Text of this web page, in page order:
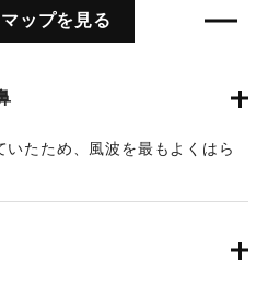
マップを見る
たため、風波を最もよくはら
が上昇した。